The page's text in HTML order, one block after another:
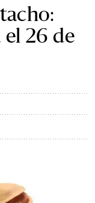
el 26 de